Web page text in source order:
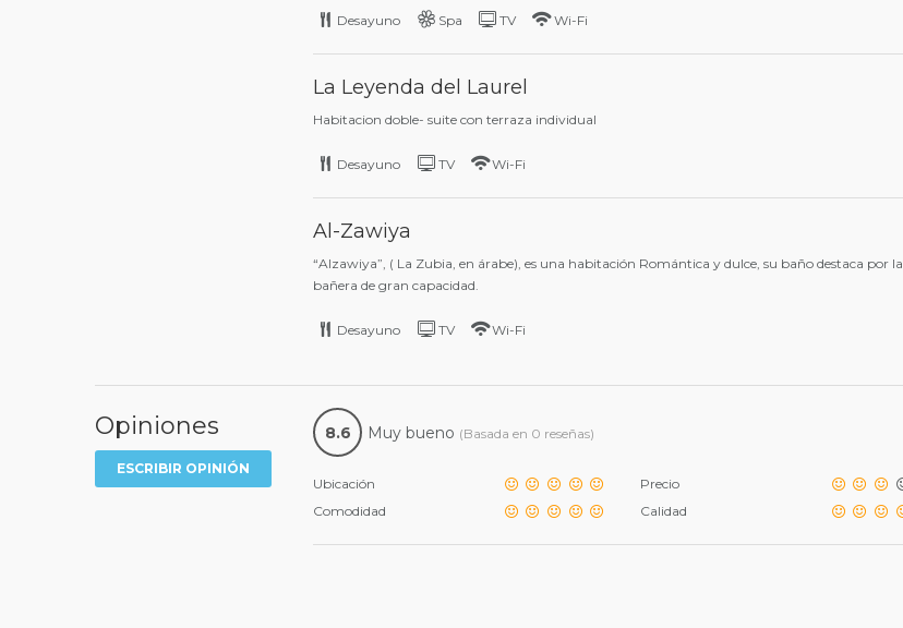
Desayuno Spa TV Wi-Fi
La Leyenda del Laurel
Habitacion doble- suite con terraza individual
Desayuno TV Wi-Fi
Al-Zawiya
“Alzawiya”, ( La Zubia, en árabe), es una habitación Romántica y dulce, su baño destaca por la
bañera de gran capacidad.
Desayuno TV Wi-Fi
Opiniones
ESCRIBIR OPINIÓN
8.6 Muy bueno (Basada en 0 reseñas)
Ubicación
Comodidad
Precio
Calidad